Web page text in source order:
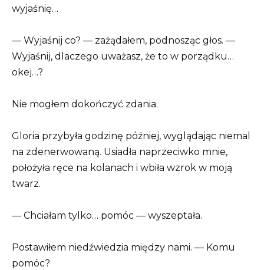
wyjaśnię…
— Wyjaśnij co? — zażądałem, podnosząc głos. —
Wyjaśnij, dlaczego uważasz, że to w porządku…
okej…?
Nie mogłem dokończyć zdania.
Gloria przybyła godzinę później, wyglądając niemal
na zdenerwowaną. Usiadła naprzeciwko mnie,
położyła ręce na kolanach i wbiła wzrok w moją
twarz.
— Chciałam tylko… pomóc — wyszeptała.
Postawiłem niedźwiedzia między nami. — Komu
pomóc?